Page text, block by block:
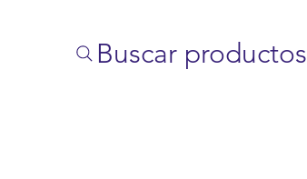
Buscar productos